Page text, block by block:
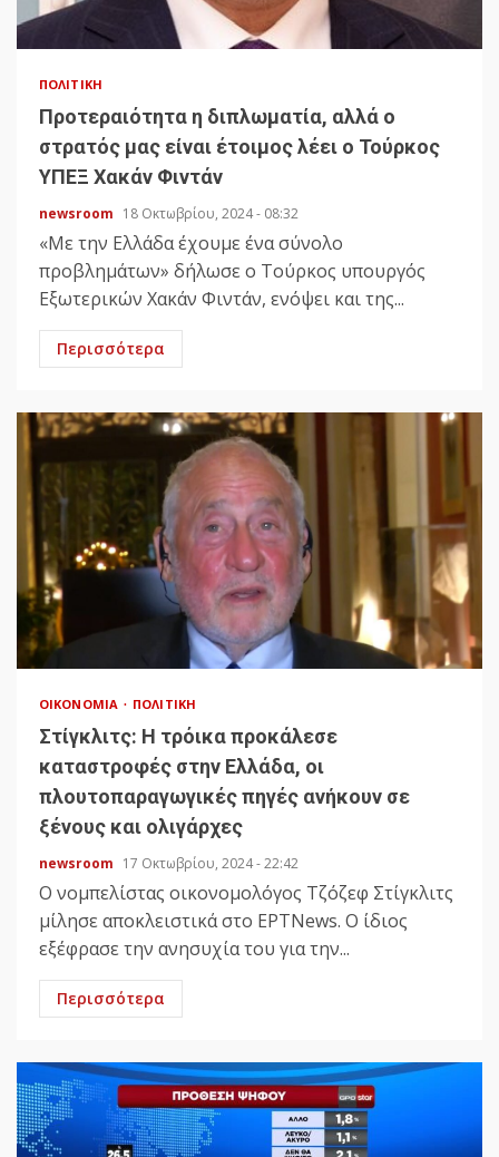
ΠΟΛΙΤΙΚΉ
Προτεραιότητα η διπλωματία, αλλά ο
στρατός μας είναι έτοιμος λέει ο Τούρκος
ΥΠΕΞ Χακάν Φιντάν
newsroom 18 Οκτωβρίου, 2024 - 08:32
«Με την Ελλάδα έχουμε ένα σύνολο
προβλημάτων» δήλωσε ο Τούρκος υπουργός
Εξωτερικών Χακάν Φιντάν, ενόψει και της...
Περισσότερα
ΟΙΚΟΝΟΜΊΑ ΠΟΛΙΤΙΚΉ
Στίγκλιτς: Η τρόικα προκάλεσε
καταστροφές στην Ελλάδα, οι
πλουτοπαραγωγικές πηγές ανήκουν σε
ξένους και ολιγάρχες
newsroom 17 Οκτωβρίου, 2024 - 22:42
Ο νομπελίστας οικονομολόγος Τζόζεφ Στίγκλιτς
μίλησε αποκλειστικά στο ΕΡΤNews. Ο ίδιος
εξέφρασε την ανησυχία του για την...
Περισσότερα